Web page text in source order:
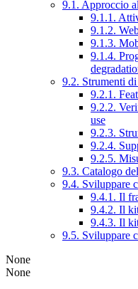
9.1. Approccio
9.1.1.
9.1.2.
9.1.3.
9.1.4.
9.2. Strumenti
9.2.1.
9.2.2.
use
9.2.3.
9.2.4.
9.2.5.
9.3. Catalogo
9.4. Sviluppare
9.4.1. Il
9.4.2. Il
9.4.3. Il
9.5. Sviluppare
None
None